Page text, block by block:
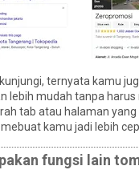
ternyata kamu
mudah tanpa
tab atau halaman
kamu jadi lebih
fungsi lain